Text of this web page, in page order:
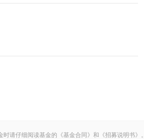
请仔细阅读基金的《基金合同》和《招募说明书》。